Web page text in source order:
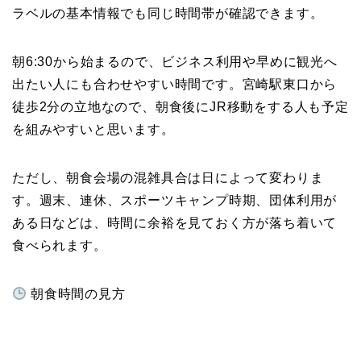
ラベルの基本情報でも同じ時間帯が確認できます。
朝6:30から始まるので、ビジネス利用や早めに観光へ
出たい人にも合わせやすい時間です。宮崎駅東口から
徒歩2分の立地なので、朝食後にJR移動をする人も予定
を組みやすいと思います。
ただし、朝食会場の混雑具合は日によって変わりま
す。週末、連休、スポーツキャンプ時期、団体利用が
ある日などは、時間に余裕を見ておく方が落ち着いて
食べられます。
朝食時間の見方